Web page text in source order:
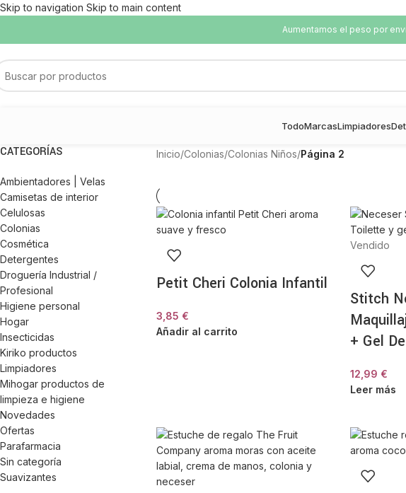
Skip to navigation Skip to main content
Aumentamos el peso por
TodoMarcasLimpiadores
CATEGORÍAS
Ambientadores | Velas
Camisetas de interior
Celulosas
Colonias
Cosmética
Detergentes
Droguería Industrial /
Profesional
Higiene personal
Hogar
Insecticidas
Kiriko productos
Limpiadores
Mihogar productos de
limpieza e higiene
Novedades
Ofertas
Parafarmacia
Sin categoría
Suavizantes
Inicio/Colonias/Colonias Niños/Página 2
Petit Cheri Colonia Infantil
3,85 €
Añadir al carrito
Vendido
Stitch
+ Gel
12,99 €
Leer más